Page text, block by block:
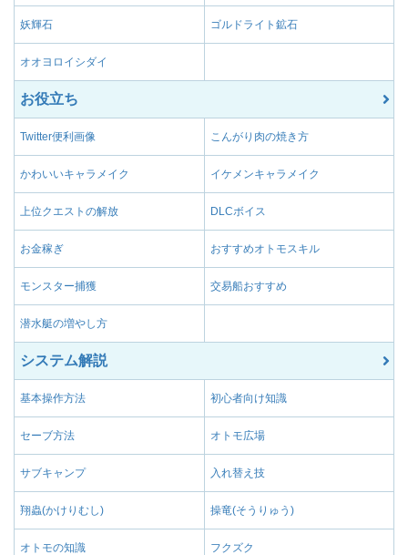
属性付与【水】Ⅲ
武器の属性を水属性
代わりに攻撃力が-5さ
武器の属性を水属性
る代わりに攻撃力が-
属性付与【龍】Ⅰ
武器の属性を龍属性
属性付与【龍】Ⅱ
る。
属性付与【龍】Ⅳ
る代わりに攻撃力が-
妖輝石 ゴルドライト鉱石
オオヨロイシダイ
お役立ち
Twitter便利画像 こんがり肉の焼き方
かわいいキャラメイク イケメンキャラメイク
上位クエストの解放 DLCボイス
お金稼ぎ おすすめオトモスキル
モンスター捕獲 交易船おすすめ
潜水艇の増やし方
システム解説
基本操作方法 初心者向け知識
セーブ方法 オトモ広場
サブキャンプ 入れ替え技
翔蟲(かけりむし) 操竜(そうりゅう)
オトモの知識 フクズク